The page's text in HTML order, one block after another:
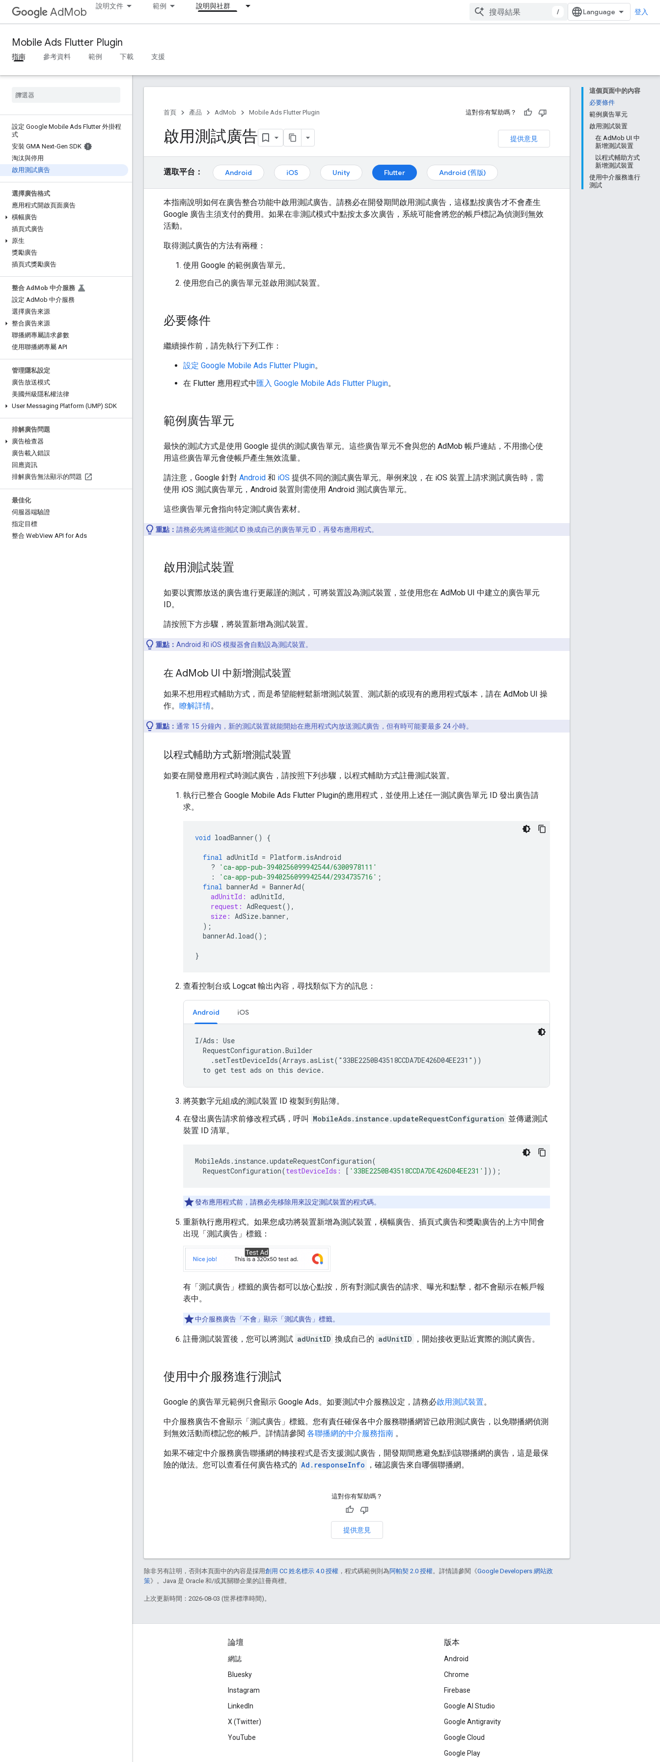
AdMob 說明文件 範例 說明與社群
/ 登入
Mobile Ads Flutter Plugin
指南 參考資料 範例 下載 支援
設定 Google Mobile Ads Flutter 外掛程
式
安裝 GMA Next-Gen SDK
淘汰與停用
啟用測試廣告
選擇廣告格式
應用程式開啟頁面廣告
橫幅廣告
插頁式廣告
原生
獎勵廣告
插頁式獎勵廣告
整合 Ad Mob 中介服務
設定 AdMob 中介服務
選擇廣告來源
整合廣告來源
聯播網專屬請求參數
使用聯播網專屬 API
管理隱私設定
廣告放送模式
美國州級隱私權法律
User Messaging Platform (UMP) SDK
排解廣告問題
廣告檢查器
廣告載入錯誤
回應資訊
排解廣告無法顯示的問題
最佳化
伺服器端驗證
指定目標
整合 WebView API for Ads
這個頁面中的內容
必要條件
範例廣告單元
啟用測試裝置
在 AdMob UI 中
新增測試裝置
以程式輔助方式
新增測試裝置
使用中介服務進行
測試
首頁 產品 AdMob Mobile Ads Flutter Plugin 這對你有幫助嗎？
提供意見
啟用測試廣告
選取平台： Android iOS Unity Flutter Android (舊版)
本指南說明如何在廣告整合功能中啟用測試廣告。請務必在開發期間啟用測試廣告，這樣點按廣告才不會產生
Google 廣告主須支付的費用。如果在非測試模式中點按太多次廣告，系統可能會將您的帳戶標記為偵測到無效
活動。
取得測試廣告的方法有兩種：
使用 Google 的範例廣告單元。
使用您自己的廣告單元並啟用測試裝置。
必要條件
繼續操作前，請先執行下列工作：
設定 Google Mobile Ads Flutter Plugin。
在 Flutter 應用程式中匯入 Google Mobile Ads Flutter Plugin。
範例廣告單元
最快的測試方式是使用 Google 提供的測試廣告單元。這些廣告單元不會與您的 AdMob 帳戶連結，不用擔心使
用這些廣告單元會使帳戶產生無效流量。
請注意，Google 針對 Android 和 iOS 提供不同的測試廣告單元。舉例來說，在 iOS 裝置上請求測試廣告時，需
使用 iOS 測試廣告單元，Android 裝置則需使用 Android 測試廣告單元。
這些廣告單元會指向特定測試廣告素材。
重點： 請務必先將這些測試 ID 換成自己的廣告單元 ID，再發布應用程式。
啟用測試裝置
如要以實際放送的廣告進行更嚴謹的測試，可將裝置設為測試裝置，並使用您在 AdMob UI 中建立的廣告單元
ID。
請按照下方步驟，將裝置新增為測試裝置。
重點： Android 和 iOS 模擬器會自動設為測試裝置。
在 AdMob UI 中新增測試裝置
如果不想用程式輔助方式，而是希望能輕鬆新增測試裝置、測試新的或現有的應用程式版本，請在 AdMob UI 操
作。 瞭解詳情。
重點： 通常 15 分鐘內，新的測試裝置就能開始在應用程式內放送測試廣告，但有時可能要最多 24 小時。
以程式輔助方式新增測試裝置
如要在開發應用程式時測試廣告，請按照下列步驟，以程式輔助方式註冊測試裝置。
執行已整合 Google Mobile Ads Flutter Plugin的應用程式，並使用上述任一測試廣告單元 ID 發出廣告請
求。
void loadBanner() {
final adUnitId = Platform . isAndroid
?
'ca-app-pub-3940256099942544/6300978111'
:
'ca-app-pub-3940256099942544/2934735716' ;
final bannerAd = BannerAd(
adUnitId: adUnitId,
request: AdRequest(),
size: AdSize.banner,
);
bannerAd . load();
}
查看控制台或 Logcat 輸出內容，尋找類似下方的訊息：
Android iOS
I/Ads: Use
  RequestConfiguration.Builder
    .setTestDeviceIds(Arrays.asList("33BE2250B43518CCDA7DE426D04EE231"))
  to get test ads on this device.
將英數字元組成的測試裝置 ID 複製到剪貼簿。
在發出廣告請求前修改程式碼，呼叫
MobileAds.instance.updateRequestConfiguration 並傳遞測試
裝置 ID 清單。
MobileAds . instance.updateRequestConfiguration(
RequestConfiguration(testDeviceIds: [ '33BE2250B43518CCDA7DE426D04EE231' ]));
發布應用程式前，請務必先移除用來設定測試裝置的程式碼。
重新執行應用程式。如果您成功將裝置新增為測試裝置，橫幅廣告、插頁式廣告和獎勵廣告的上方中間會
出現「測試廣告」 標籤：
有「測試廣告」 標籤的廣告都可以放心點按，所有對測試廣告的請求、曝光和點擊，都不會顯示在帳戶報
表中。
中介服務廣告「不會」顯示「測試廣告」 標籤。
註冊測試裝置後，您可以將測試 adUnitID 換成自己的 adUnitID ，開始接收更貼近實際的測試廣告。
使用中介服務進行測試
Google 的廣告單元範例只會顯示 Google Ads。如要測試中介服務設定，請務必啟用測試裝置。
中介服務廣告不會顯示「測試廣告」 標籤。您有責任確保各中介服務聯播網皆已啟用測試廣告，以免聯播網偵測
到無效活動而標記您的帳戶。詳情請參閱 各聯播網的中介服務指南 。
如果不確定中介服務廣告聯播網的轉接程式是否支援測試廣告，開發期間應避免點到該聯播網的廣告，這是最保
險的做法。您可以查看任何廣告格式的 Ad.responseInfo ，確認廣告來自哪個聯播網。
這對你有幫助嗎？
提供意見
除非另有註明，否則本頁面中的內容是採用創用 CC 姓名標示 4.0 授權 ，程式碼範例則為阿帕契 2.0 授權。詳情請參閱《Google Developers 網站政
策》。Java 是 Oracle 和/或其關聯企業的註冊商標。
上次更新時間：2026-08-03 (世界標準時間)。
論壇
網誌
Bluesky
Instagram
LinkedIn
X (Twitter)
YouTube
版本
Android
Chrome
Firebase
Google AI Studio
Google Antigravity
Google Cloud
Google Play